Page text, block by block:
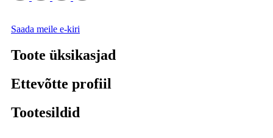
Saada meile e-kiri
Toote üksikasjad
Ettevõtte profiil
Tootesildid